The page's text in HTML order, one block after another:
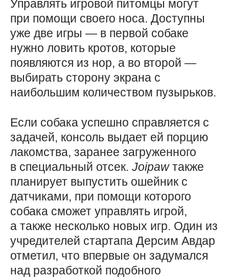
Управлять игровой питомцы могут
при помощи своего носа. Доступны
уже две игры — в первой собаке
нужно ловить кротов, которые
появляются из нор, а во второй —
выбирать сторону экрана с
наибольшим количеством пузырьков.
Если собака успешно справляется с
задачей, консоль выдает ей порцию
лакомства, заранее загруженного
в специальный отсек. Joipawтакже
планирует выпустить ошейник с
датчиками, при помощи которого
собака сможет управлять игрой,
а также несколько новых игр. Один из
учредителей стартапа Дерсим Авдар
отметил, что впервые он задумался
над разработкой подобного